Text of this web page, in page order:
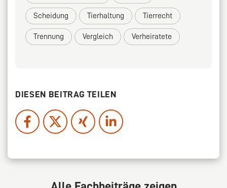
Scheidung Tierhaltung Tierrecht
Trennung Vergleich Verheiratete
DIESEN BEITRAG TEILEN